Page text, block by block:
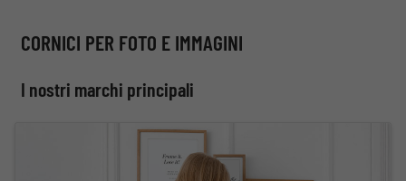
CORNICI PER FOTO E IMMAGINI
I nostri marchi principali